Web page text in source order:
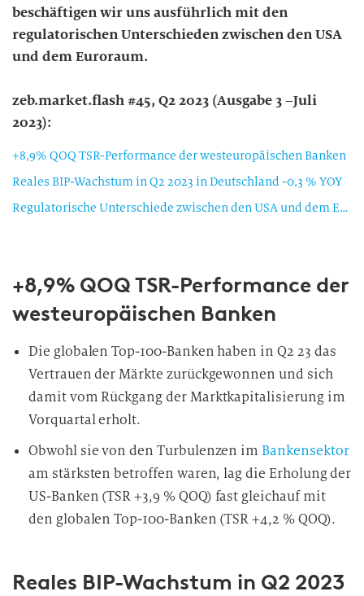
beschäftigen wir uns ausführlich mit den
regulatorischen Unterschieden zwischen den USA
und dem Euroraum.
zeb.market.flash #45, Q2 2023 (Ausgabe 3 –Juli
2023):
+8,9% QOQ TSR-Performance der westeuropäischen Banken
Reales BIP-Wachstum in Q2 2023 in Deutschland -0,3 % YOY
Regulatorische Unterschiede zwischen den USA und dem Euroraum
+8,9% QOQ TSR-Performance der
westeuropäischen Banken
Die globalen Top-100-Banken haben in Q2 23 das
Vertrauen der Märkte zurückgewonnen und sich
damit vom Rückgang der Marktkapitalisierung im
Vorquartal erholt.
Obwohl sie von den Turbulenzen imBankensektor
am stärksten betroffen waren, lag die Erholung der
US-Banken (TSR +3,9 % QOQ) fast gleichauf mit
den globalen Top-100-Banken (TSR +4,2 % QOQ).
Reales BIP-Wachstum in Q2 2023